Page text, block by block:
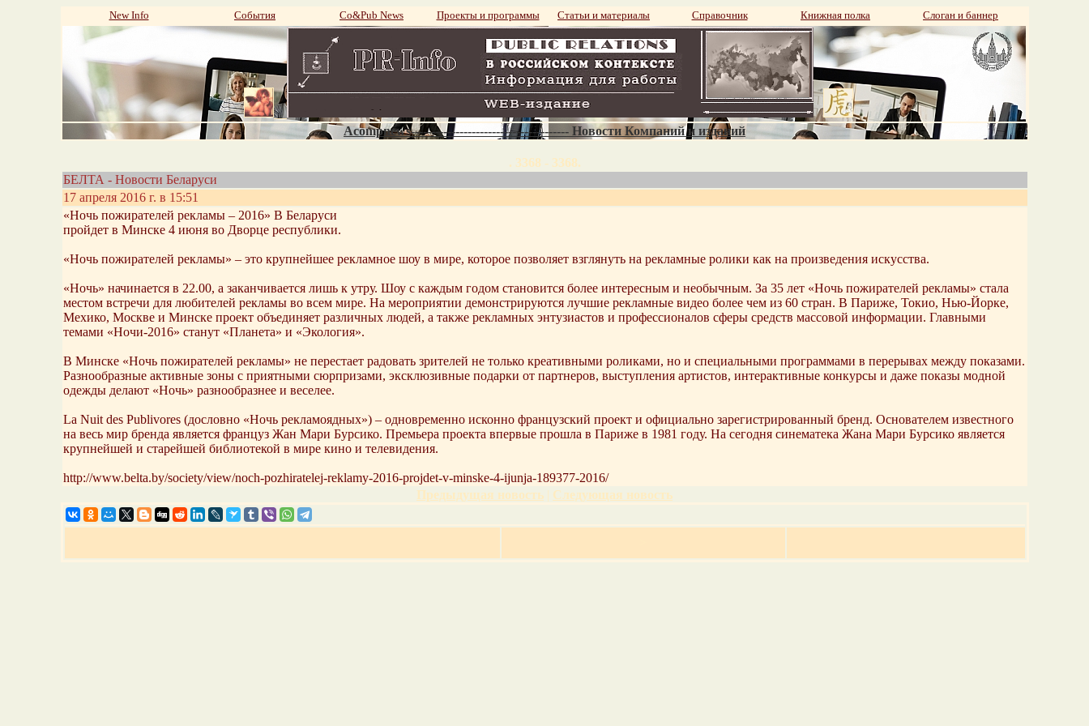
New Info События Со&Pub News Проекты и программы Статьи и материалы Справочник Книжная полка Слоган и баннер
Acompnews--------------------------------------- Новости Компаний и изданий
. 3368 - 3368.
БЕЛТА - Новости Беларуси
17 апреля 2016 г. в 15:51
«Ночь пожирателей рекламы – 2016» В Беларуси
пройдет в Минске 4 июня во Дворце республики.
«Ночь пожирателей рекламы» – это крупнейшее рекламное шоу в мире, которое позволяет взглянуть на рекламные ролики как на произведения искусства.
«Ночь» начинается в 22.00, а заканчивается лишь к утру. Шоу с каждым годом становится более интересным и необычным. За 35 лет «Ночь пожирателей рекламы» стала
местом встречи для любителей рекламы во всем мире. На мероприятии демонстрируются лучшие рекламные видео более чем из 60 стран. В Париже, Токио, Нью-Йорке,
Мехико, Москве и Минске проект объединяет различных людей, а также рекламных энтузиастов и профессионалов сферы средств массовой информации. Главными
темами «Ночи-2016» станут «Планета» и «Экология».
В Минске «Ночь пожирателей рекламы» не перестает радовать зрителей не только креативными роликами, но и специальными программами в перерывах между показами.
Разнообразные активные зоны с приятными сюрпризами, эксклюзивные подарки от партнеров, выступления артистов, интерактивные конкурсы и даже показы модной
одежды делают «Ночь» разнообразнее и веселее.
La Nuit des Publivores (дословно «Ночь рекламоядных») – одновременно исконно французский проект и официально зарегистрированный бренд. Основателем известного
на весь мир бренда является француз Жан Мари Бурсико. Премьера проекта впервые прошла в Париже в 1981 году. На сегодня синематека Жана Мари Бурсико является
крупнейшей и старейшей библиотекой в мире кино и телевидения.
http://www.belta.by/society/view/noch-pozhiratelej-reklamy-2016-projdet-v-minske-4-ijunja-189377-2016/
Предыдущая новость | Следующая новость